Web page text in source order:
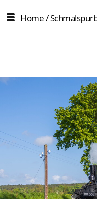
Home/